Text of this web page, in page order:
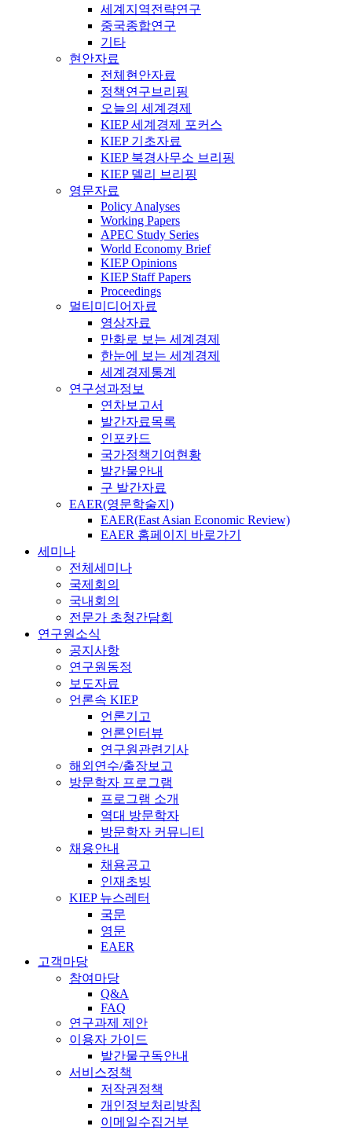
세계지역전략연구
중국종합연구
기타
현안자료
전체현안자료
정책연구브리핑
오늘의 세계경제
KIEP 세계경제 포커스
KIEP 기초자료
KIEP 북경사무소 브리핑
KIEP 델리 브리핑
영문자료
Policy Analyses
Working Papers
APEC Study Series
World Economy Brief
KIEP Opinions
KIEP Staff Papers
Proceedings
멀티미디어자료
영상자료
만화로 보는 세계경제
한눈에 보는 세계경제
세계경제통계
연구성과정보
연차보고서
발간자료목록
인포카드
국가정책기여현황
발간물안내
구 발간자료
EAER(영문학술지)
EAER(East Asian Economic Review)
EAER 홈페이지 바로가기
세미나
전체세미나
국제회의
국내회의
전문가 초청간담회
연구원소식
공지사항
연구원동정
보도자료
언론속 KIEP
언론기고
언론인터뷰
연구원관련기사
해외연수/출장보고
방문학자 프로그램
프로그램 소개
역대 방문학자
방문학자 커뮤니티
채용안내
채용공고
인재초빙
KIEP 뉴스레터
국문
영문
EAER
고객마당
참여마당
Q&A
FAQ
연구과제 제안
이용자 가이드
발간물구독안내
서비스정책
저작권정책
개인정보처리방침
이메일수집거부